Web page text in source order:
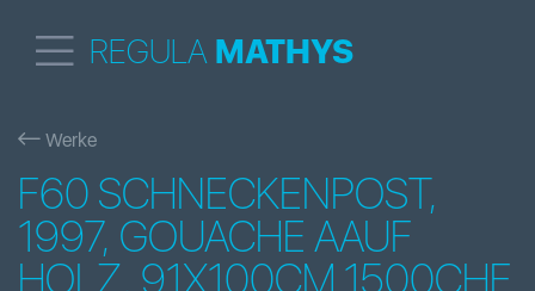
REGULA MATHYS
Werke
F60 SCHNECKENPOST,
1997, GOUACHE AAUF
HOLZ, 91X100CM 1500CHF